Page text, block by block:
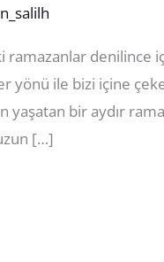
ramazanlar denilince
yönü ile bizi içine
yaşatan bir aydır
[…]